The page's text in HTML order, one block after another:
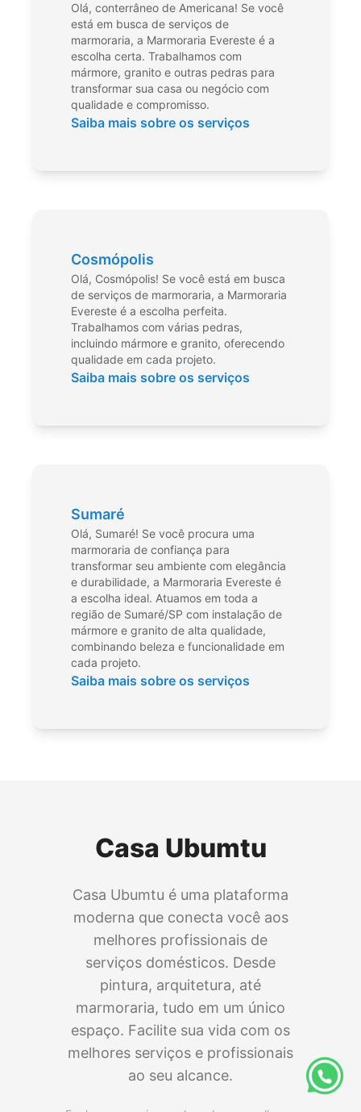
Olá, conterrâneo de Americana! Se você
está em busca de serviços de
marmoraria, a Marmoraria Evereste é a
escolha certa. Trabalhamos com
mármore, granito e outras pedras para
transformar sua casa ou negócio com
qualidade e compromisso.
Saiba mais sobre os serviços
Cosmópolis
Olá, Cosmópolis! Se você está em busca
de serviços de marmoraria, a Marmoraria
Evereste é a escolha perfeita.
Trabalhamos com várias pedras,
incluindo mármore e granito, oferecendo
qualidade em cada projeto.
Saiba mais sobre os serviços
Sumaré
Olá, Sumaré! Se você procura uma
marmoraria de confiança para
transformar seu ambiente com elegância
e durabilidade, a Marmoraria Evereste é
a escolha ideal. Atuamos em toda a
região de Sumaré/SP com instalação de
mármore e granito de alta qualidade,
combinando beleza e funcionalidade em
cada projeto.
Saiba mais sobre os serviços
Casa Ubumtu
Casa Ubumtu é uma plataforma
moderna que conecta você aos
melhores profissionais de
serviços domésticos. Desde
pintura, arquitetura, até
marmoraria, tudo em um único
espaço. Facilite sua vida com os
melhores serviços e profissionais
ao seu alcance.